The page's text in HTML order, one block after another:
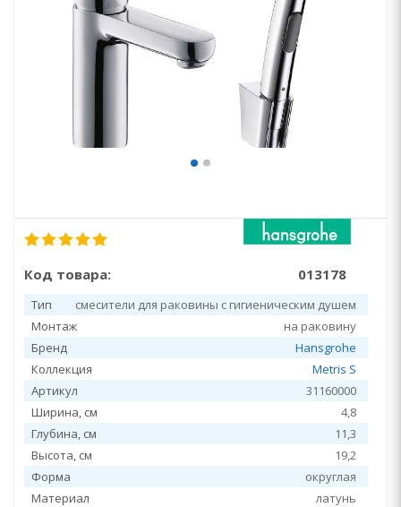
Код товара: 013178
Тип
смесители для раковины с гигиеническим душем
Монтаж
на раковину
Бренд
Hansgrohe
Коллекция
Metris S
Артикул
31160000
Ширина, см
4,8
Глубина, см
11,3
Высота, см
19,2
Форма
округлая
Материал
латунь